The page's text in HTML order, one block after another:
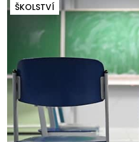
ŠKOLSTVÍ